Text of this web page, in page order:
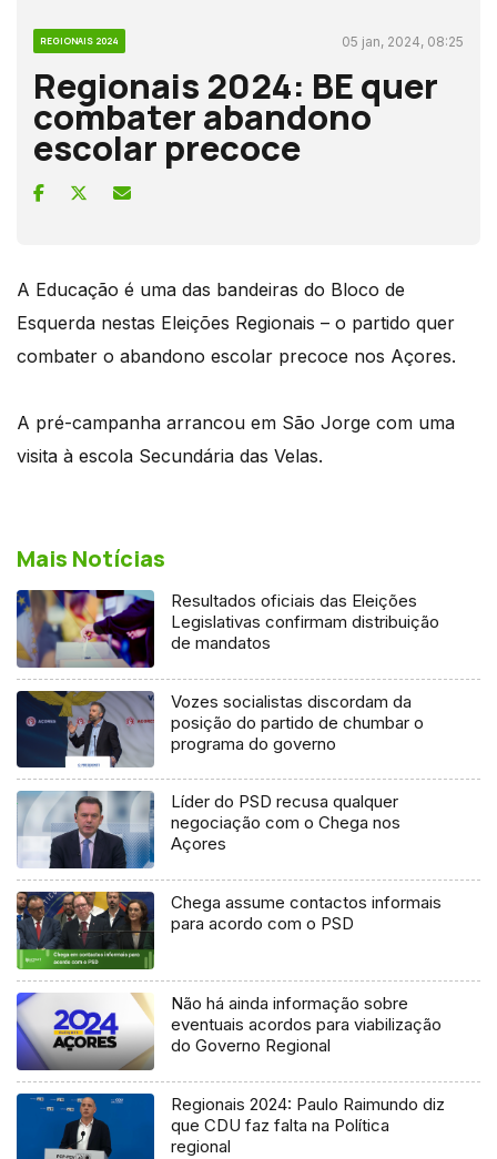
REGIONAIS 2024 05 jan, 2024, 08:25
Regionais 2024: BE quer
combater abandono
escolar precoce
A Educação é uma das bandeiras do Bloco de
Esquerda nestas Eleições Regionais – o partido quer
combater o abandono escolar precoce nos Açores.
A pré-campanha arrancou em São Jorge com uma
visita à escola Secundária das Velas.
Mais Notícias
Resultados oficiais das Eleições
Legislativas confirmam distribuição
de mandatos
Vozes socialistas discordam da
posição do partido de chumbar o
programa do governo
Líder do PSD recusa qualquer
negociação com o Chega nos
Açores
Chega assume contactos informais
para acordo com o PSD
Não há ainda informação sobre
eventuais acordos para viabilização
do Governo Regional
Regionais 2024: Paulo Raimundo diz
que CDU faz falta na Política
regional